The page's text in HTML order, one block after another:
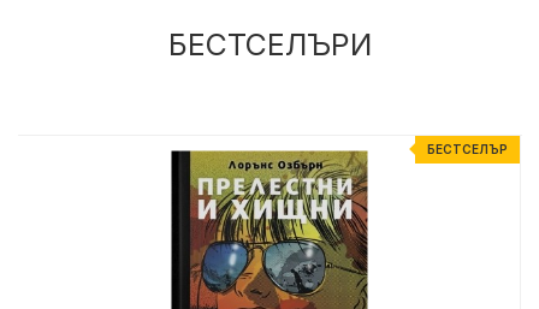
БЕСТСЕЛЪРИ
БЕСТСЕЛЪР